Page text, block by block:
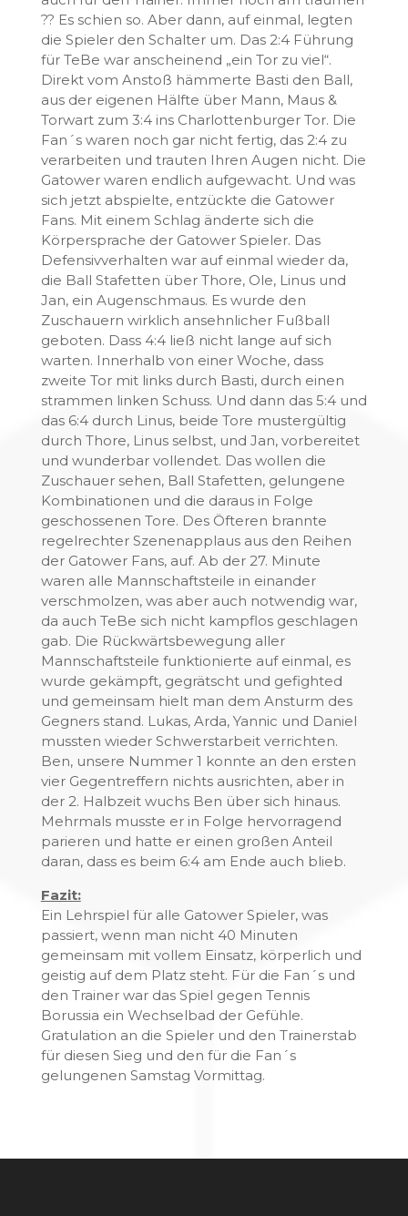
?? Es schien so. Aber dann, auf einmal, legten
die Spieler den Schalter um. Das 2:4 Führung
für TeBe war anscheinend „ein Tor zu viel“.
Direkt vom Anstoß hämmerte Basti den Ball,
aus der eigenen Hälfte über Mann, Maus &
Torwart zum 3:4 ins Charlottenburger Tor. Die
Fan´s waren noch gar nicht fertig, das 2:4 zu
verarbeiten und trauten Ihren Augen nicht. Die
Gatower waren endlich aufgewacht. Und was
sich jetzt abspielte, entzückte die Gatower
Fans. Mit einem Schlag änderte sich die
Körpersprache der Gatower Spieler. Das
Defensivverhalten war auf einmal wieder da,
die Ball Stafetten über Thore, Ole, Linus und
Jan, ein Augenschmaus. Es wurde den
Zuschauern wirklich ansehnlicher Fußball
geboten. Dass 4:4 ließ nicht lange auf sich
warten. Innerhalb von einer Woche, dass
zweite Tor mit links durch Basti, durch einen
strammen linken Schuss. Und dann das 5:4 und
das 6:4 durch Linus, beide Tore mustergültig
durch Thore, Linus selbst, und Jan, vorbereitet
und wunderbar vollendet. Das wollen die
Zuschauer sehen, Ball Stafetten, gelungene
Kombinationen und die daraus in Folge
geschossenen Tore. Des Öfteren brannte
regelrechter Szenenapplaus aus den Reihen
der Gatower Fans, auf. Ab der 27. Minute
waren alle Mannschaftsteile in einander
verschmolzen, was aber auch notwendig war,
da auch TeBe sich nicht kampflos geschlagen
gab. Die Rückwärtsbewegung aller
Mannschaftsteile funktionierte auf einmal, es
wurde gekämpft, gegrätscht und gefighted
und gemeinsam hielt man dem Ansturm des
Gegners stand. Lukas, Arda, Yannic und Daniel
mussten wieder Schwerstarbeit verrichten.
Ben, unsere Nummer 1 konnte an den ersten
vier Gegentreffern nichts ausrichten, aber in
der 2. Halbzeit wuchs Ben über sich hinaus.
Mehrmals musste er in Folge hervorragend
parieren und hatte er einen großen Anteil
daran, dass es beim 6:4 am Ende auch blieb.
Fazit:
Ein Lehrspiel für alle Gatower Spieler, was
passiert, wenn man nicht 40 Minuten
gemeinsam mit vollem Einsatz, körperlich und
geistig auf dem Platz steht. Für die Fan´s und
den Trainer war das Spiel gegen Tennis
Borussia ein Wechselbad der Gefühle.
Gratulation an die Spieler und den Trainerstab
für diesen Sieg und den für die Fan´s
gelungenen Samstag Vormittag.